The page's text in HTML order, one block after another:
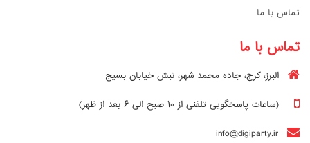
تماس با ما
تماس با ما
البرز، کرج، جاده محمد شهر، نبش خیابان بسیج
(ساعات پاسخگویی تلفنی از ۱۰ صبح الی ۶ بعد از ظهر)
info@digiparty.ir